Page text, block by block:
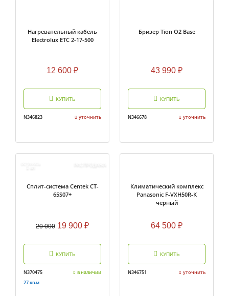
Нагревательный кабель
Electrolux ETC 2-17-500
12 600 ₽
КУПИТЬ
N346823 уточнить
Бризер Tion O2 Base
43 990 ₽
КУПИТЬ
N346678 уточнить
Сплит-система Centek CT-
65S07+
20 000 19 900 ₽
КУПИТЬ
N370475
в наличии
27 кв.м
Климатический комплекс
Panasonic F-VXH50R-K
черный
64 500 ₽
КУПИТЬ
N346751 уточнить